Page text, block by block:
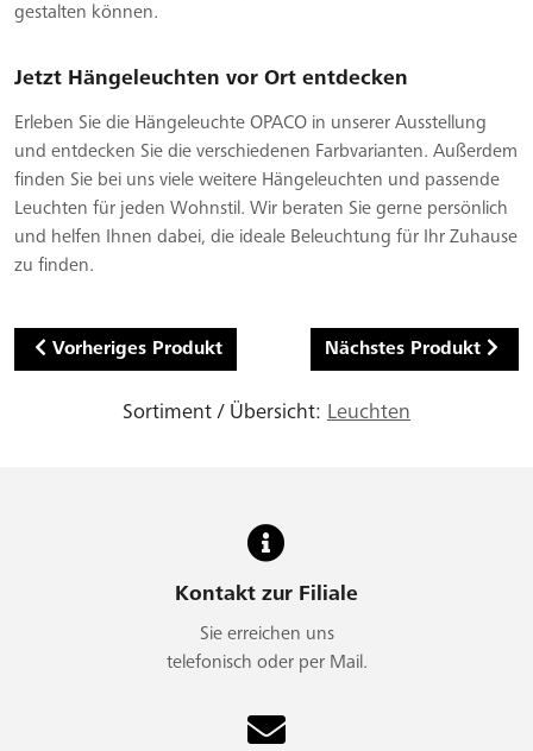
gestalten können.
Jetzt Hängeleuchten vor Ort entdecken
Erleben Sie die Hängeleuchte OPACO in unserer Ausstellung
und entdecken Sie die verschiedenen Farbvarianten. Außerdem
finden Sie bei uns viele weitere Hängeleuchten und passende
Leuchten für jeden Wohnstil. Wir beraten Sie gerne persönlich
und helfen Ihnen dabei, die ideale Beleuchtung für Ihr Zuhause
zu finden.
Vorheriges Produkt Nächstes Produkt
Sortiment / Übersicht: Leuchten
Kontakt zur Filiale
Sie erreichen uns
telefonisch oder per Mail.